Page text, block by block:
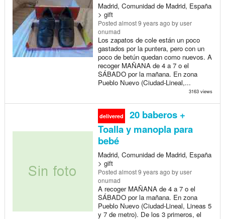
Madrid, Comunidad de Madrid, España
> gift
Posted almost 9 years ago by user
onumad
Los zapatos de cole están un poco
gastados por la puntera, pero con un
poco de betún quedan como nuevos. A
recoger MAÑANA de 4 a 7 o el
SÁBADO por la mañana. En zona
Pueblo Nuevo (Ciudad-Lineal,...
3163 views
delivered
20 baberos +
Toalla y manopla para
bebé
Madrid, Comunidad de Madrid, España
> gift
Posted almost 9 years ago by user
onumad
A recoger MAÑANA de 4 a 7 o el
SÁBADO por la mañana. En zona
Pueblo Nuevo (Ciudad-Lineal, Lineas 5
y 7 de metro). De los 3 primeros, el